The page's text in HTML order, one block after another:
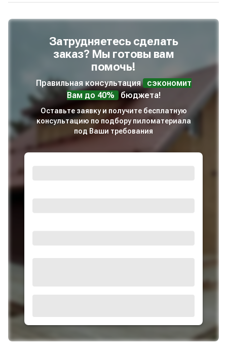
Затрудняетесь сделать
заказ? Мы готовы вам
помочь!
Правильная консультация
сэкономит
Вам до 40%
бюджета!
Оставьте заявку и получите бесплатную
консультацию по подбору пиломатериала
под Ваши требования